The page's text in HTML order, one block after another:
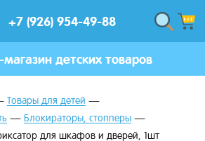
+7 (926) 954-49-88
детских товаров
Товары для детей
Блокираторы, стопперы
для шкафов и дверей, 1шт